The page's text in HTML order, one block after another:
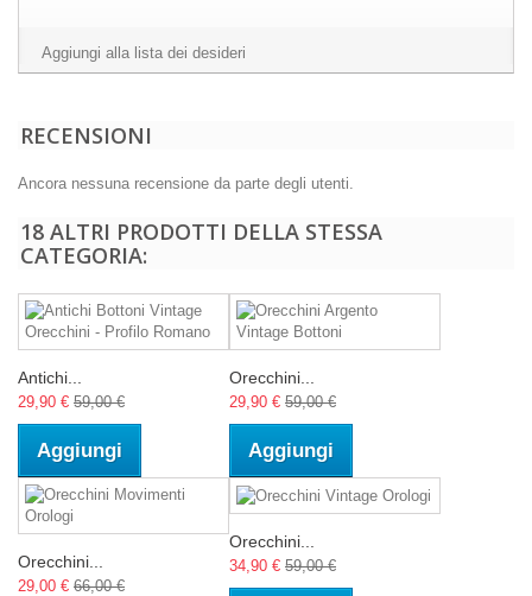
Aggiungi alla lista dei desideri
RECENSIONI
Ancora nessuna recensione da parte degli utenti.
18 ALTRI PRODOTTI DELLA STESSA
CATEGORIA:
Antichi...
29,90 € 59,00 €
Aggiungi
Orecchini...
29,90 € 59,00 €
Aggiungi
Orecchini...
29,00 € 66,00 €
Orecchini...
34,90 € 59,00 €